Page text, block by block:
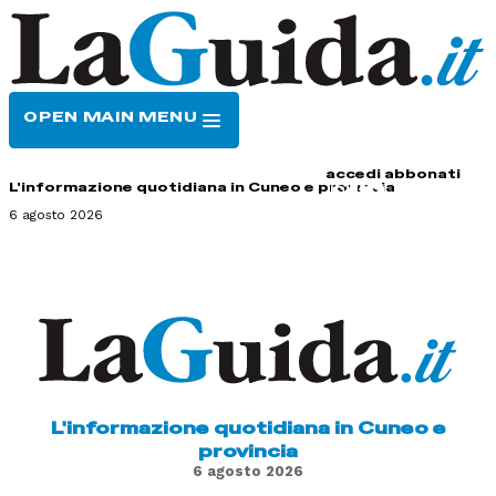
OPEN MAIN MENU
accedi abbonati
L'informazione quotidiana in Cuneo e provincia
6 agosto 2026
L'informazione quotidiana in Cuneo e
provincia
6 agosto 2026